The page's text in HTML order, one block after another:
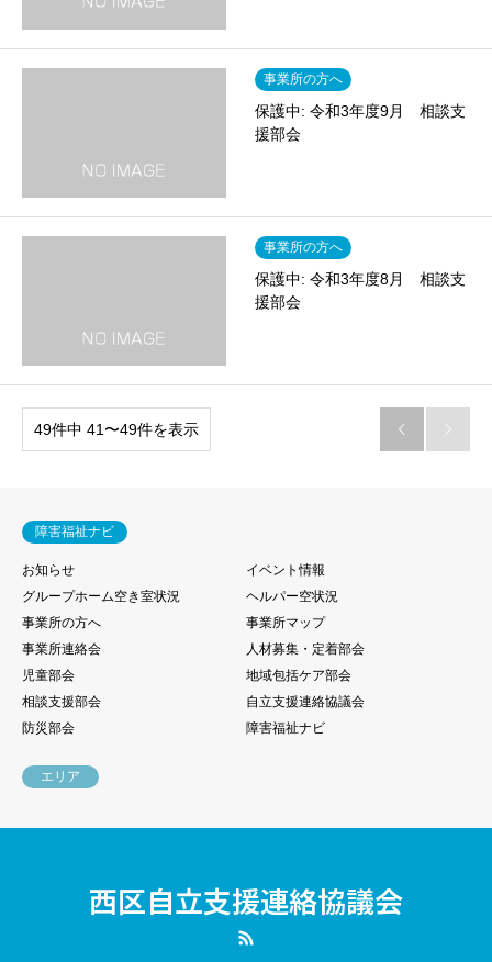
事業所の方へ
保護中: 令和3年度9月 相談支
援部会
事業所の方へ
保護中: 令和3年度8月 相談支
援部会
49件中 41〜49件を表示  
障害福祉ナビ
お知らせ
イベント情報
グループホーム空き室状況
ヘルパー空状況
事業所の方へ
事業所マップ
事業所連絡会
人材募集・定着部会
児童部会
地域包括ケア部会
相談支援部会
自立支援連絡協議会
防災部会
障害福祉ナビ
エリア
西区自立支援連絡協議会